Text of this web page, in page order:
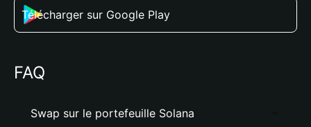
Télécharger sur Google Play
FAQ
Swap sur le portefeuille Solana